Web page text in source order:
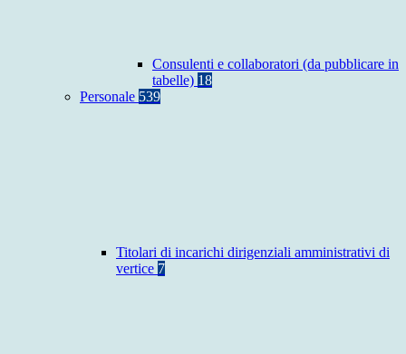
Consulenti e collaboratori (da pubblicare in
tabelle) 18
Personale 539
Titolari di incarichi dirigenziali amministrativi di
vertice 7